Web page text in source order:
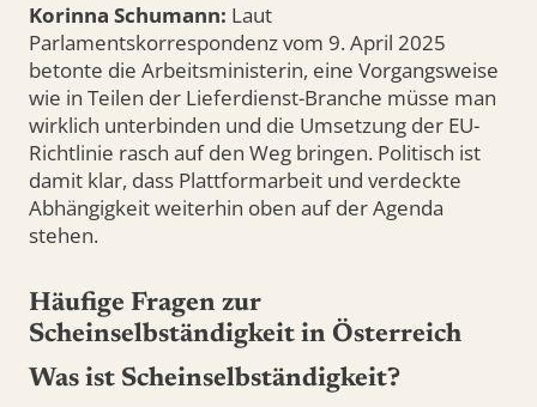
Korinna Schumann: Laut
Parlamentskorrespondenz vom 9. April 2025
betonte die Arbeitsministerin, eine Vorgangsweise
wie in Teilen der Lieferdienst-Branche müsse man
wirklich unterbinden und die Umsetzung der EU-
Richtlinie rasch auf den Weg bringen. Politisch ist
damit klar, dass Plattformarbeit und verdeckte
Abhängigkeit weiterhin oben auf der Agenda
stehen.
Häufige Fragen zur
Scheinselbständigkeit in Österreich
Was ist Scheinselbständigkeit?